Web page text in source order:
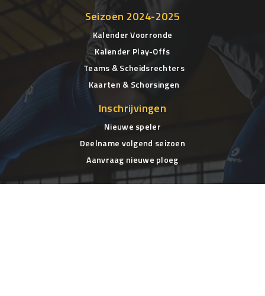
Seizoen 2024-2025
Kalender Voorronde
Kalender Play-Offs
Teams & Scheidsrechters
Kaarten & Schorsingen
Inschrijvingen
Nieuwe speler
Deelname volgend seizoen
Aanvraag nieuwe ploeg
Formulieren